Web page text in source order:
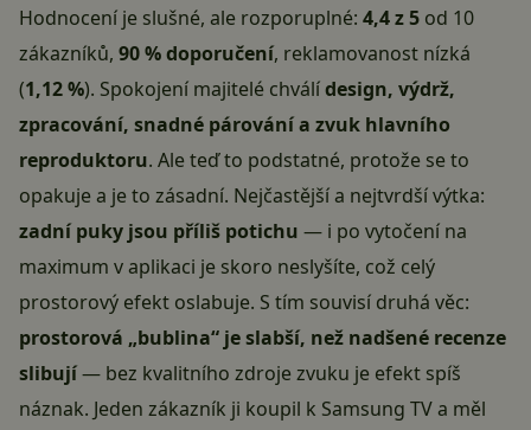
Hodnocení je slušné, ale rozporuplné: 4,4 z 5 od 10
zákazníků, 90 % doporučení, reklamovanost nízká
(1,12 %). Spokojení majitelé chválídesign, výdrž,
zpracování, snadné párování a zvuk hlavního
reproduktoru. Ale teď to podstatné, protože se to
opakuje a je to zásadní. Nejčastější a nejtvrdší výtka:
zadní puky jsou příliš potichu — i po vytočení na
maximum v aplikaci je skoro neslyšíte, což celý
prostorový efekt oslabuje. S tím souvisí druhá věc:
prostorová „bublina“ je slabší, než nadšené recenze
slibují— bez kvalitního zdroje zvuku je efekt spíš
náznak. Jeden zákazník ji koupil k Samsung TV a měl